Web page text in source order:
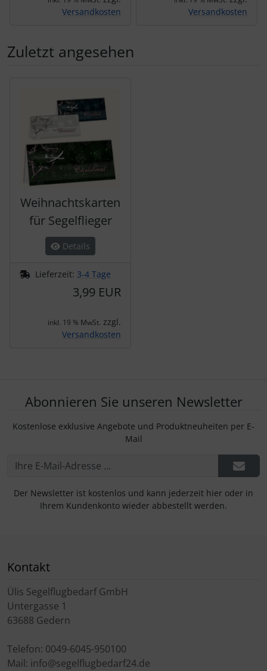
Versandkosten
Versandkosten
Zuletzt angesehen
Weihnachtskarten
für Segelflieger
Details
Lieferzeit: 3-4 Tage
3,99 EUR
inkl. 19 % MwSt. zzgl.
Versandkosten
Abonnieren Sie unseren Newsletter
Kostenlose exklusive Angebote und Produktneuheiten per E-
Mail
Der Newsletter ist kostenlos und kann jederzeit hier oder in
Ihrem Kundenkonto wieder abbestellt werden.
Kontakt
Ülis Segelflugbedarf GmbH
Untergasse 1
63688 Gedern
Telefon: 0049-6045-950100
Mail: info@segelflugbedarf24.de